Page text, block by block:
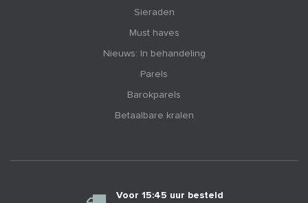
Sieraden
Must haves
Nieuws: In behandeling
Parels
Barokparels
Betaalbare kralen
Voor 15:45 uur besteld